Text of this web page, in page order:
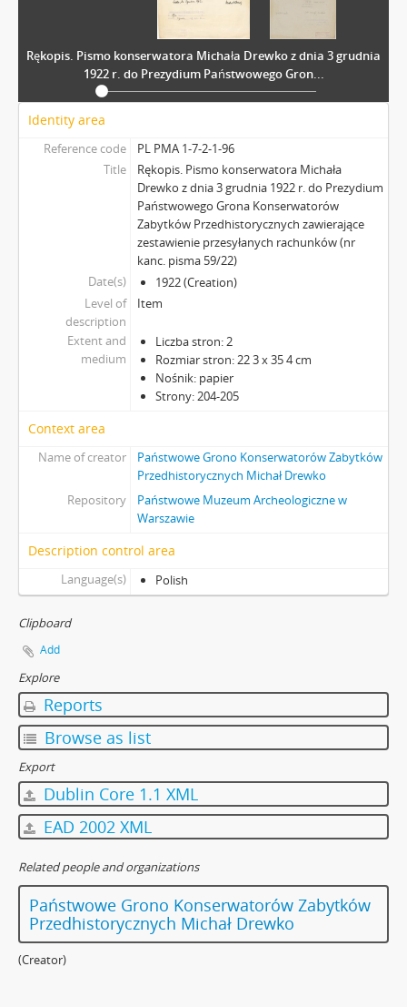
Rękopis. Pismo konserwatora Michała Drewko z dnia 3 grudnia
1922 r. do Prezydium Państwowego Gron...
Identity area
Reference code
PL PMA 1-7-2-1-96
Title
Rękopis. Pismo konserwatora Michała
Drewko z dnia 3 grudnia 1922 r. do Prezydium
Państwowego Grona Konserwatorów
Zabytków Przedhistorycznych zawierające
zestawienie przesyłanych rachunków (nr
kanc. pisma 59/22)
Date(s)
1922 (Creation)
Level of
description
Item
Extent and
medium
Liczba stron: 2
Rozmiar stron: 22 3 x 35 4 cm
Nośnik: papier
Strony: 204-205
Context area
Name of creator
Państwowe Grono Konserwatorów Zabytków
Przedhistorycznych Michał Drewko
Repository
Państwowe Muzeum Archeologiczne w
Warszawie
Description control area
Language(s) Polish
Clipboard
Add
Explore
Reports
Browse as list
Export
Dublin Core 1.1 XML
EAD 2002 XML
Related people and organizations
Państwowe Grono Konserwatorów Zabytków
Przedhistorycznych Michał Drewko
(Creator)